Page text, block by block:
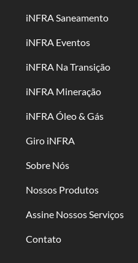
iNFRA Saneamento
iNFRA Eventos
iNFRA Na Transição
iNFRA Mineração
iNFRA Óleo & Gás
Giro iNFRA
Sobre Nós
Nossos Produtos
Assine Nossos Serviços
Contato